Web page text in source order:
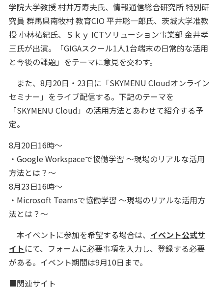
学院大学教授 村井万寿夫氏、情報通信総合研究所 特別研
究員 群馬県南牧村 教育CIO 平井聡一郎氏、茨城大学准教
授 小林祐紀氏、Ｓｋｙ ICTソリューション事業部 金井孝
三氏が出演。「GIGAスクール1人1台端末の日常的な活用
と今後の課題」をテーマに意見を交わす。
また、8月20日・23日に「SKYMENU Cloudオンライン
セミナー」をライブ配信する。下記のテーマを
「SKYMENU Cloud」の活用方法とあわせて紹介する予
定。
8月20日16時～
・Google Workspaceで協働学習 ～現場のリアルな活用
方法とは？～
8月23日16時～
・Microsoft Teamsで協働学習 ～現場のリアルな活用方
法とは？～
本イベントに参加を希望する場合は、 イベント公式サ
イトにて、フォームに必要事項を入力し、登録する必要
がある。イベント期間は9月10日まで。
■関連サイト